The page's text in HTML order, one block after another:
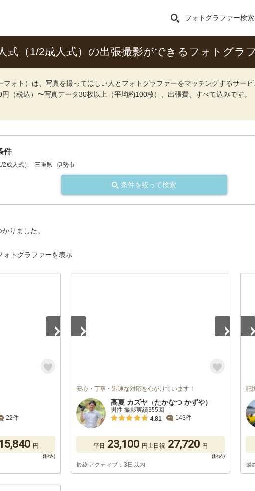
フォトグラファー検索
式（1/2成人式）の出張撮影ができるフォトグラ
フォト）は、写真を撮ってほしい人とフォトグラファーをマッチングするサー
（税込）〜写真データ30枚以上（平均約100枚）、出張費、すべて込みです。
件
成人式） 三重県 伊勢市
条件を絞って検索
りました。
ォトグラファーを表示
22件
15,840 円
安心・丁寧・迅速な対応を心がけています！
高夏 カズヤ（たかなつ かずや）
男性 撮影実績355回
4.81
143件
平日 23,100 円土日祝 27,720 円
最終アクティブ：3日以内
記
最